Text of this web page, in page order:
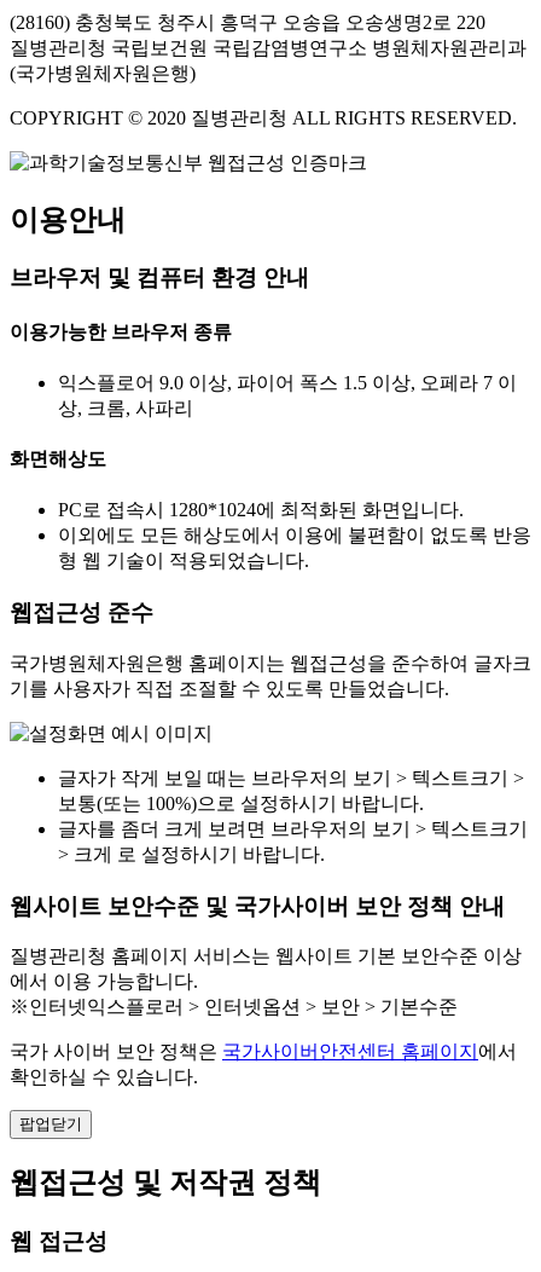
(28160) 충청북도 청주시 흥덕구 오송읍 오송생명2로 220
질병관리청 국립보건원 국립감염병연구소 병원체자원관리과
(국가병원체자원은행)
COPYRIGHT © 2020 질병관리청 ALL RIGHTS RESERVED.
이용안내
브라우저 및 컴퓨터 환경 안내
이용가능한 브라우저 종류
익스플로어 9.0 이상, 파이어 폭스 1.5 이상, 오페라 7 이
상, 크롬, 사파리
화면해상도
PC로 접속시 1280*1024에 최적화된 화면입니다.
이외에도 모든 해상도에서 이용에 불편함이 없도록 반응
형 웹 기술이 적용되었습니다.
웹접근성 준수
국가병원체자원은행 홈페이지는 웹접근성을 준수하여 글자크
기를 사용자가 직접 조절할 수 있도록 만들었습니다.
글자가 작게 보일 때는 브라우저의 보기 > 텍스트크기 >
보통(또는 100%)으로 설정하시기 바랍니다.
글자를 좀더 크게 보려면 브라우저의 보기 > 텍스트크기
> 크게 로 설정하시기 바랍니다.
웹사이트 보안수준 및 국가사이버 보안 정책 안내
질병관리청 홈페이지 서비스는 웹사이트 기본 보안수준 이상
에서 이용 가능합니다.
※인터넷익스플로러 > 인터넷옵션 > 보안 > 기본수준
국가 사이버 보안 정책은 국가사이버안전센터 홈페이지 에서
확인하실 수 있습니다.
팝업닫기
웹접근성 및 저작권 정책
웹 접근성